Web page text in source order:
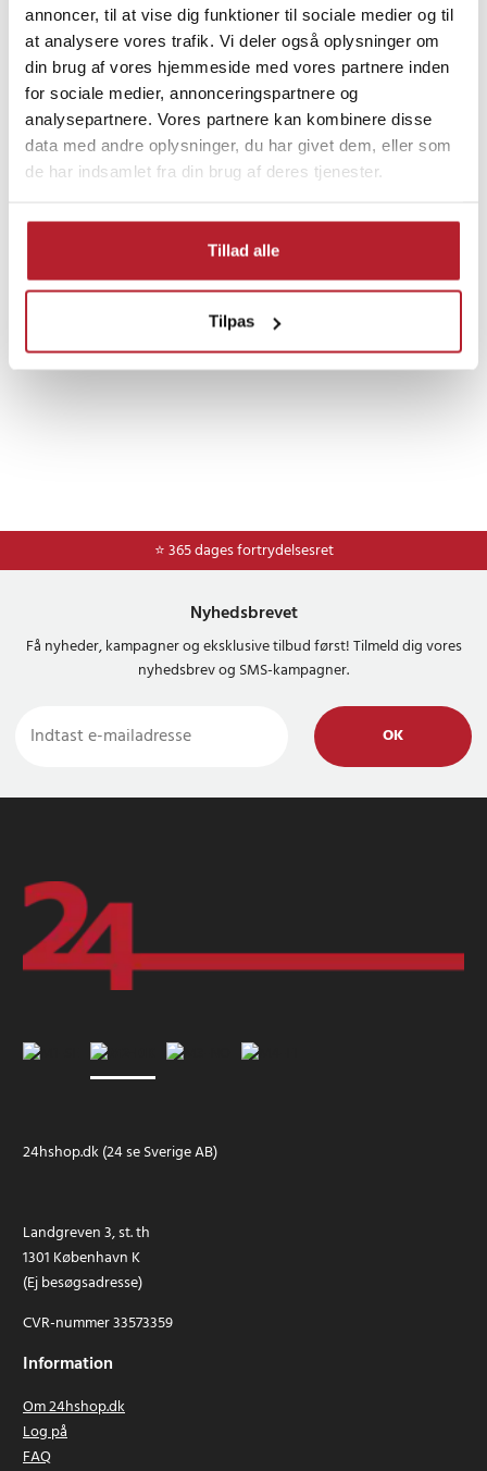
annoncer, til at vise dig funktioner til sociale medier og til
at analysere vores trafik. Vi deler også oplysninger om
din brug af vores hjemmeside med vores partnere inden
for sociale medier, annonceringspartnere og
analysepartnere. Vores partnere kan kombinere disse
data med andre oplysninger, du har givet dem, eller som
de har indsamlet fra din brug af deres tjenester.
Tillad alle
Tilpas
Finde gode tilbud
Køkkentilbehør
Øvrigt køkkentilbehør
⭐ 365 dages fortrydelsesret
Nyhedsbrevet
Få nyheder, kampagner og eksklusive tilbud først! Tilmeld dig vores
nyhedsbrev og SMS-kampagner.
OK
24hshop.dk (24 se Sverige AB)
Landgreven 3, st. th
1301 København K
(Ej besøgsadresse)
CVR-nummer 33573359
Information
Om 24hshop.dk
Log på
FAQ